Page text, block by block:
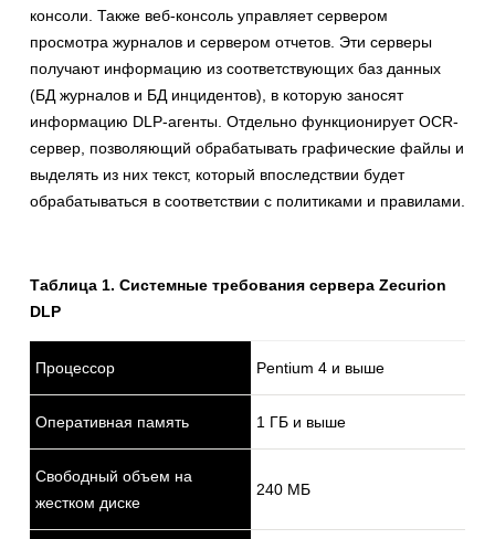
консоли. Также веб-консоль управляет сервером
просмотра журналов и сервером отчетов. Эти серверы
получают информацию из соответствующих баз данных
(БД журналов и БД инцидентов), в которую заносят
информацию DLP-агенты. Отдельно функционирует OCR-
сервер, позволяющий обрабатывать графические файлы и
выделять из них текст, который впоследствии будет
обрабатываться в соответствии с политиками и правилами.
Таблица 1. Системные требования сервера Zecurion
DLP
Процессор Pentium 4 и выше
Оперативная память 1 ГБ и выше
Свободный объем на
жестком диске
240 МБ